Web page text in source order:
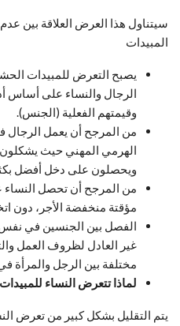
سيتناول هذا العرض العلاقة بين
المبيدات
يصبح التعرض للمبيدات
الرجال والنساء على أساس
وقيمتهم الفعلية (الجنس).
من المرجح أن يعمل
الهرمي المهني حيث يشكلون
ويحصلون على دخل أفضل
من المرجح أن تحصل
مؤقتة منخفضة الأجر، دون
الفصل بين الجنسين في
غير العادل لظروف العمل
مختلفة بين الرجل والمرأة
لماذا تتعرض النساء
يتم التقليل بشكل كبير من تعرض